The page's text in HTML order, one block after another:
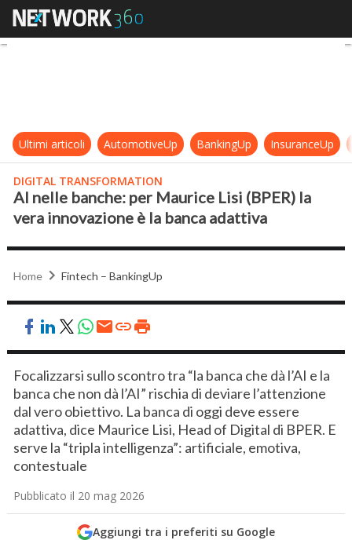
AI nelle banche: per Maurice Lisi
Ultimi articoli AutomotiveUp BankingUp InsuranceUp
DIGITAL TRANSFORMATION
AI nelle banche: per Maurice Lisi (BPER) la
vera innovazione è la banca adattiva
Home Fintech – BankingUp
Focalizzarsi sullo scontro tra “la banca che dà l’AI e la
banca che non dà l’AI” rischia di deviare l’attenzione
dal vero obiettivo. La banca di oggi deve essere
adattiva, dice Maurice Lisi, Head of Digital di BPER. E
serve la “tripla intelligenza”: artificiale, emotiva,
contestuale
Pubblicato il 20 mag 2026
Aggiungi tra i preferiti su Google